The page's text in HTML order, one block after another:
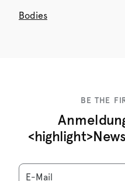
Bodies
BE THE
E-Mail